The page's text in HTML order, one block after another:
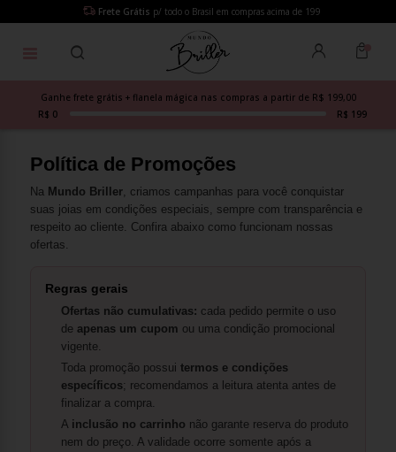
Frete Grátis p/ todo o Brasil em compras acima de 199
Ganhe frete grátis + flanela mágica nas compras a partir de R$ 199,00
R$ 0
R$ 199
Política de Promoções
Na Mundo Briller, criamos campanhas para você conquistar
suas joias em condições especiais, sempre com transparência e
respeito ao cliente. Confira abaixo como funcionam nossas
ofertas.
Regras gerais
Ofertas não cumulativas: cada pedido permite o uso
de apenas um cupom ou uma condição promocional
vigente.
Toda promoção possuitermos e condições
específicos; recomendamos a leitura atenta antes de
finalizar a compra.
A inclusão no carrinho não garante reserva do produto
nem do preço. A validade ocorre somente após a